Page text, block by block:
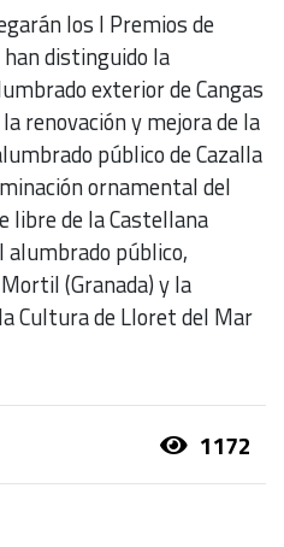
los I Premios de
distinguido la
exterior de Cangas
renovación y mejora de la
público de Cazalla
ornamental del
libre de la Castellana
alumbrado público,
(Granada) y la
Cultura de Lloret del Mar
1172